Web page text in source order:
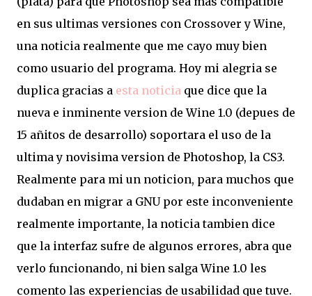
en sus ultimas versiones con Crossover y Wine,
una noticia realmente que me cayo muy bien
como usuario del programa. Hoy mi alegria se
duplica gracias a esta noticia que dice que la
nueva e inminente version de Wine 1.0 (depues de
15 añitos de desarrollo) soportara el uso de la
ultima y novisima version de Photoshop, la CS3.
Realmente para mi un noticion, para muchos que
dudaban en migrar a GNU por este inconveniente
realmente importante, la noticia tambien dice
que la interfaz sufre de algunos errores, abra que
verlo funcionando, ni bien salga Wine 1.0 les
comento las experiencias de usabilidad que tuve.